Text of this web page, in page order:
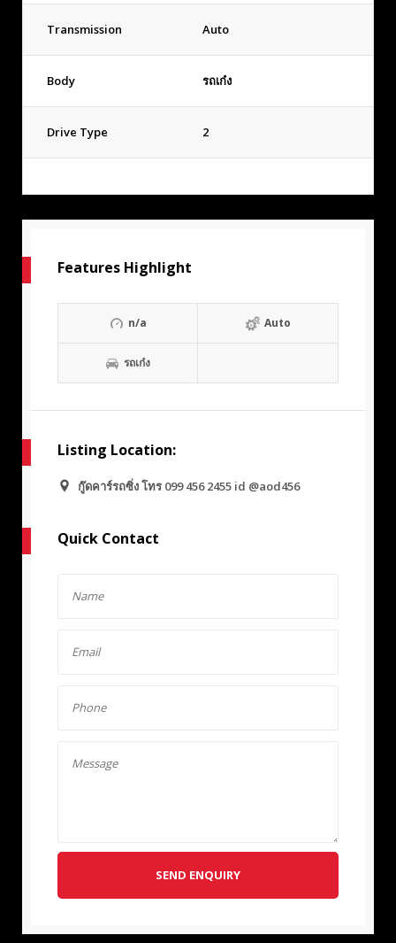
Transmission Auto
Body รถเก๋ง
Drive Type 2
Features Highlight
n/a Auto
รถเก๋ง
Listing Location:
กู๊ดคาร์รถซิ่ง โทร 099 456 2455 id @aod456
Quick Contact
SEND ENQUIRY